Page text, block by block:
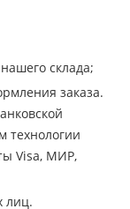
склада;
заказа.
технологии
Visa, МИР,
лиц.